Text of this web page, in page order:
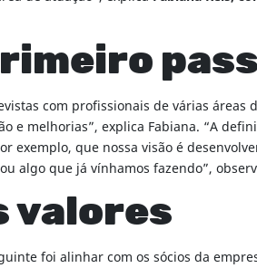
com profissionais de várias
e melhorias”, explica Fabiana. “A
exemplo, que nossa visão é
algo que já vínhamos fazendo”,
valores
foi alinhar com os sócios da